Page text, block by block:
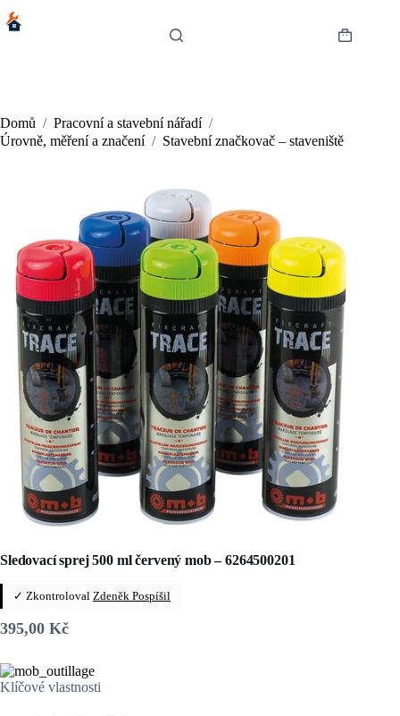
to
Shopping
Domů / Pracovní a stavební nářadí /
Úrovně, měření a značení / Stavební značkovač – staveniště
Sledovací sprej 500 ml červený mob – 6264500201
✓ Zkontroloval Zdeněk Pospíšil
395,00 Kč
Klíčové vlastnosti